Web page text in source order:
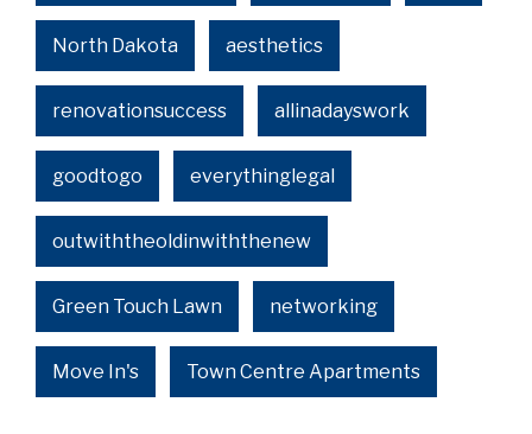
North Dakota aesthetics
renovationsuccess allinadayswork
goodtogo everythinglegal
outwiththeoldinwiththenew
Green Touch Lawn networking
Move In's Town Centre Apartments